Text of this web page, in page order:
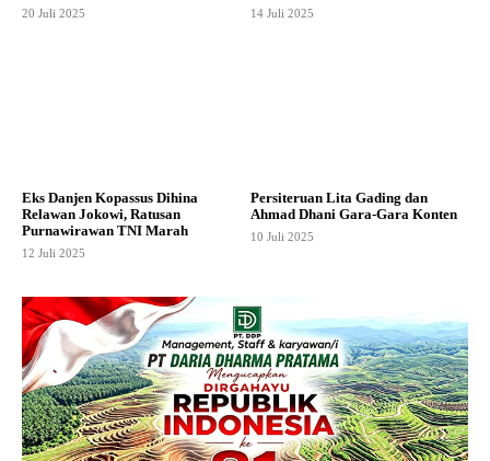
20 Juli 2025 14 Juli 2025
Eks Danjen Kopassus Dihina
Relawan Jokowi, Ratusan
Purnawirawan TNI Marah
12 Juli 2025
Persiteruan Lita Gading dan
Ahmad Dhani Gara-Gara Konten
10 Juli 2025